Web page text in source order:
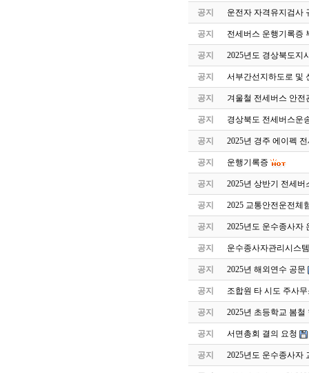
공지 운전자 자격유지검사
공지 전세버스 운행기록증
공지 2025년도 경상북도지
공지 서부간선지하도로 및
공지 겨울철 전세버스 안전
공지 경상북도 전세버스운
공지 2025년 경주 에이펙
공지 운행기록증
공지 2025년 상반기 전세
공지 2025 교통안전운전체
공지 2025년도 운수종사자
공지 운수종사자관리시스
공지 2025년 해외연수 공문
공지 조합원 타 시도 주사
공지 2025년 초등학교 봄
공지 서면총회 결의 요청
공지 2025년도 운수종사자